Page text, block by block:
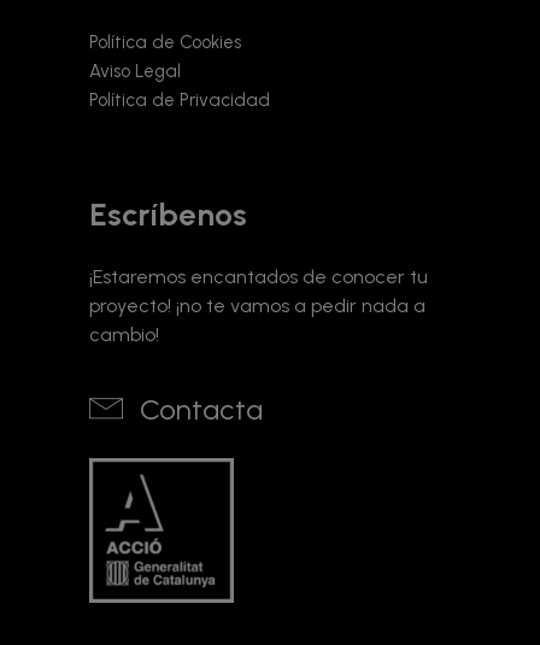
Política de Cookies
Aviso Legal
Política de Privacidad
Escríbenos
¡Estaremos encantados de conocer tu
proyecto! ¡no te vamos a pedir nada a
cambio!
Contacta